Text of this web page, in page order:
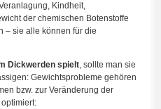
Kindheit,
der chemischen Botenstoffe
– sie alle können für die
Dickwerden spielt, sollte man sie
Gewichtsprobleme gehören
bzw. zur Veränderung der